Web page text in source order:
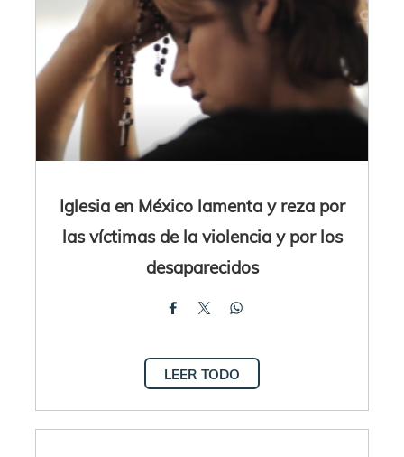
Iglesia en México lamenta y reza por
las víctimas de la violencia y por los
desaparecidos
LEER TODO